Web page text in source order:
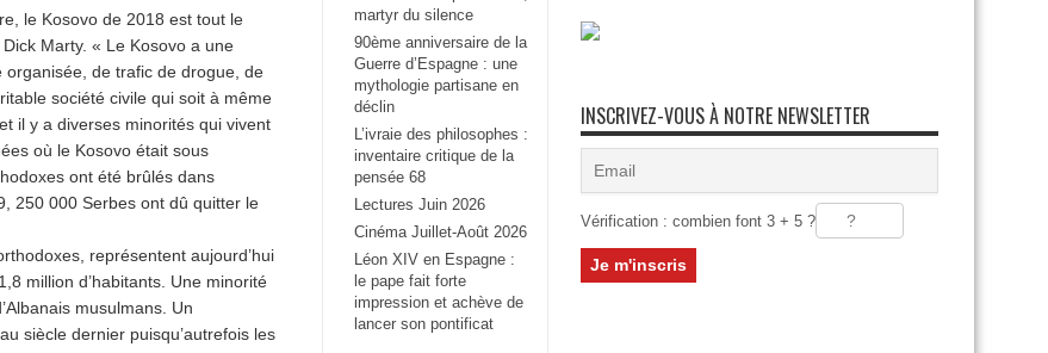
le Kosovo de 2018 est tout le
Marty. « Le Kosovo a une
de trafic de drogue, de
société civile qui soit à même
il y a diverses minorités qui vivent
où le Kosovo était sous
ont été brûlés dans
250 000 Serbes ont dû quitter le
représentent aujourd’hui
million d’habitants. Une minorité
musulmans. Un
siècle dernier puisqu’autrefois les
martyr du silence
90ème anniversaire de la
Guerre d’Espagne : une
mythologie partisane en
déclin
L’ivraie des philosophes :
inventaire critique de la
pensée 68
Lectures Juin 2026
Cinéma Juillet-Août 2026
Léon XIV en Espagne :
le pape fait forte
impression et achève de
lancer son pontificat
INSCRIVEZ-VOUS À NOTRE NEWSLETTER
Vérification : combien font 3 + 5 ?